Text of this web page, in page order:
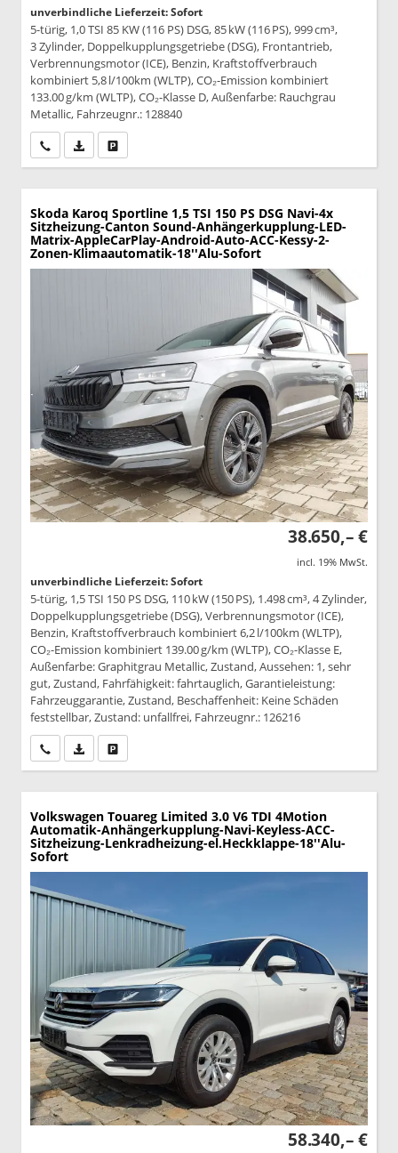
unverbindliche Lieferzeit: Sofort
5-türig, 1,0 TSI 85 KW (116 PS) DSG, 85 kW (116 PS), 999 cm³,
3 Zylinder, Doppelkupplungsgetriebe (DSG), Frontantrieb,
Verbrennungsmotor (ICE), Benzin, Kraftstoffverbrauch
kombiniert 5,8 l/100km (WLTP), CO₂-Emission kombiniert
133.00 g/km (WLTP), CO₂-Klasse D, Außenfarbe: Rauchgrau
Metallic, Fahrzeugnr.: 128840
Wir rufen Sie anPDF-Datei, Fahrzeugexposé drucken
Skoda Karoq Sportline 1,5 TSI 150 PS DSG Navi-4x
Sitzheizung-Canton Sound-Anhängerkupplung-LED-
Matrix-AppleCarPlay-Android-Auto-ACC-Kessy-2-
Zonen-Klimaautomatik-18''Alu-Sofort
38.650,– €
incl. 19% MwSt.
unverbindliche Lieferzeit: Sofort
5-türig, 1,5 TSI 150 PS DSG, 110 kW (150 PS), 1.498 cm³, 4 Zylinder,
Doppelkupplungsgetriebe (DSG), Verbrennungsmotor (ICE),
Benzin, Kraftstoffverbrauch kombiniert 6,2 l/100km (WLTP),
CO₂-Emission kombiniert 139.00 g/km (WLTP), CO₂-Klasse E,
Außenfarbe: Graphitgrau Metallic, Zustand, Aussehen: 1, sehr
gut, Zustand, Fahrfähigkeit: fahrtauglich, Garantieleistung:
Fahrzeuggarantie, Zustand, Beschaffenheit: Keine Schäden
feststellbar, Zustand: unfallfrei, Fahrzeugnr.: 126216
Wir rufen Sie anPDF-Datei, Fahrzeugexposé drucken
Volkswagen Touareg Limited 3.0 V6 TDI 4Motion
Automatik-Anhängerkupplung-Navi-Keyless-ACC-
Sitzheizung-Lenkradheizung-el.Heckklappe-18''Alu-
Sofort
58.340,– €